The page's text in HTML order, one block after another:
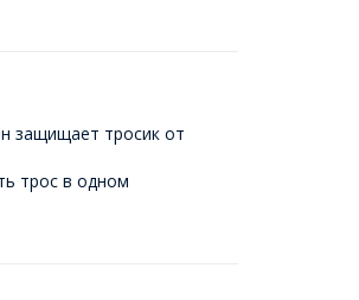
защищает тросик от
трос в одном